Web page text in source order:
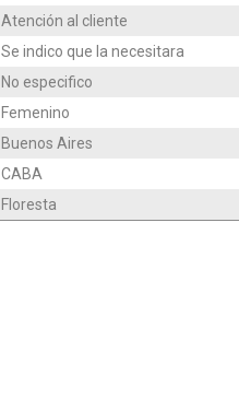
Atención al cliente
Se indico que la necesitara
No especifico
Femenino
Buenos Aires
CABA
Floresta